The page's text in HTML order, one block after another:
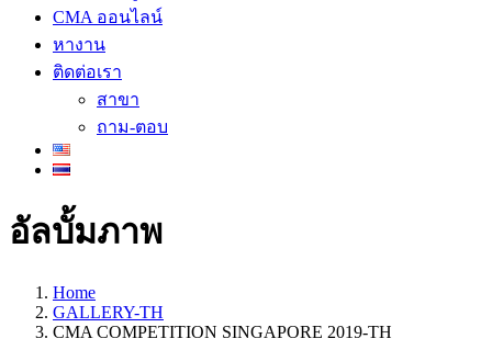
CMA ออนไลน์
หางาน
ติดต่อเรา
สาขา
ถาม-ตอบ
อัลบั้มภาพ
Home
GALLERY-TH
CMA COMPETITION SINGAPORE 2019-TH